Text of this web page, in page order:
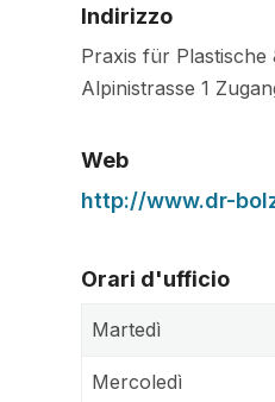
Indirizzo
Praxis für Plastische
Alpinistrasse 1
Web
http://www.dr-
Orari d'ufficio
Martedì
Mercoledì